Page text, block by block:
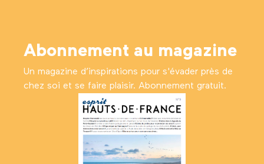
Abonnement au magazine
Un magazine d’inspirations pour s'évader près de
chez soi et se faire plaisir. Abonnement gratuit.